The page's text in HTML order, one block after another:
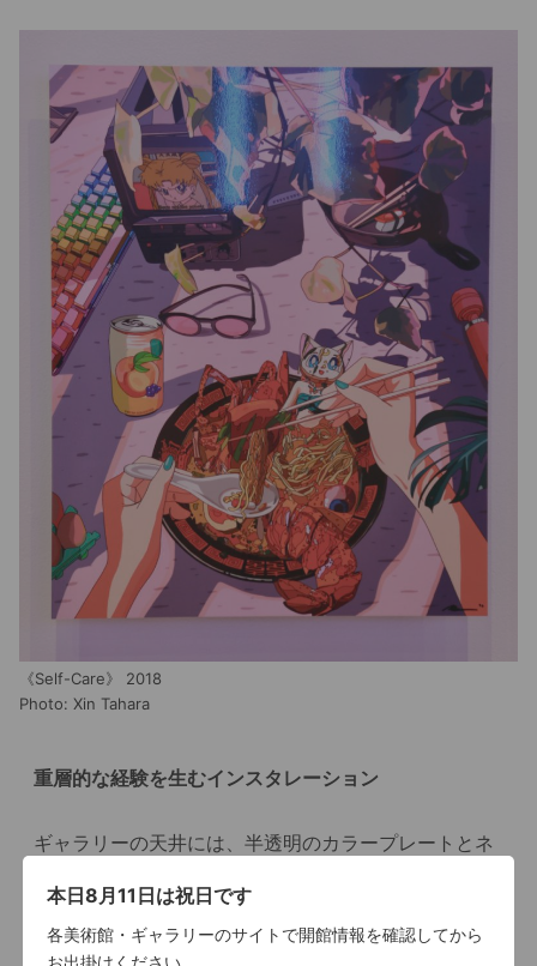
《Self-Care》 2018
Photo: Xin Tahara
重層的な経験を生むインスタレーション
ギャラリーの天井には、半透明のカラープレートとネ
DOG JONESの作品世界のような色の光が空間全体に
広がり、作品を染め上げている。
本日8月11日は祝日です
各美術館・ギャラリーのサイトで開館情報を確認してから
お出掛けください。